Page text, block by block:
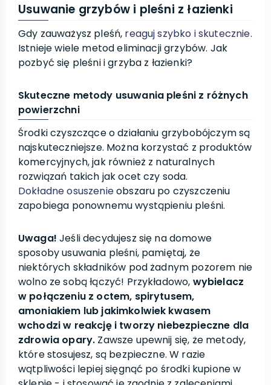
Usuwanie grzybów i pleśni z łazienki
Gdy zauważysz pleśń, reaguj szybko i skutecznie.
Istnieje wiele metod eliminacji grzybów. Jak
pozbyć się pleśni i grzyba z łazienki?
Skuteczne metody usuwania pleśni z różnych
powierzchni
Środki czyszczące o działaniu grzybobójczym są
najskuteczniejsze. Można korzystać z produktów
komercyjnych, jak również z naturalnych
rozwiązań takich jak ocet czy soda.
Dokładne osuszenieobszaru po czyszczeniu
zapobiega ponownemu wystąpieniu pleśni.
Uwaga! Jeśli decydujesz się na domowe
sposoby usuwania pleśni, pamiętaj, że
niektórych składników pod żadnym pozorem nie
wolno ze sobą łączyć! Przykładowo, wybielacz
w połączeniu z octem, spirytusem,
amoniakiem lub jakimkolwiek kwasem
wchodzi w reakcję i tworzy niebezpieczne dla
zdrowia opary. Zawsze upewnij się, że metody,
które stosujesz, są bezpieczne. W razie
wątpliwości lepiej sięgnąć po środki kupione w